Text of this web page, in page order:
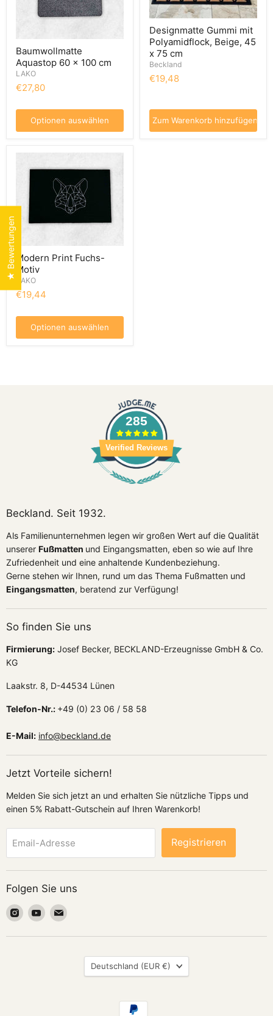
Baumwollmatte
Aquastop 60 x 100 cm
LAKO
€27,80
Optionen auswählen
Designmatte Gummi mit
Polyamidflock, Beige, 45
x 75 cm
Beckland
€19,48
Zum Warenkorb hinzufügen
Modern Print Fuchs-
Motiv
LAKO
€19,44
Optionen auswählen
285
Verified Reviews
Beckland. Seit 1932.
Als Familienunternehmen legen wir großen Wert auf die Qualität
unserer Fußmatten und Eingangsmatten, eben so wie auf Ihre
Zufriedenheit und eine anhaltende Kundenbeziehung.
Gerne stehen wir Ihnen, rund um das Thema Fußmatten und
Eingangsmatten, beratend zur Verfügung!
So finden Sie uns
Firmierung: Josef Becker, BECKLAND-Erzeugnisse GmbH & Co.
KG
Laakstr. 8, D-44534 Lünen
Telefon-Nr.: +49 (0) 23 06 / 58 58
E-Mail: info@beckland.de
Jetzt Vorteile sichern!
Melden Sie sich jetzt an und erhalten Sie nützliche Tipps und
einen 5% Rabatt-Gutschein auf Ihren Warenkorb!
Email-Adresse Registrieren
Folgen Sie uns
Finden
Sie
uns
Finden
Sie
uns
Finden
uns
Land
Deutschland (EUR €)
★ Bewertungen